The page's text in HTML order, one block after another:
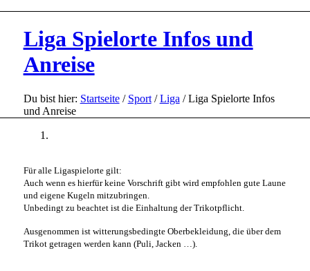
Liga Spielorte Infos und
Anreise
Du bist hier: Startseite / Sport / Liga / Liga Spielorte Infos
und Anreise
Für alle Ligaspielorte gilt:
Auch wenn es hierfür keine Vorschrift gibt wird empfohlen gute Laune
und eigene Kugeln mitzubringen.
Unbedingt zu beachtet ist die Einhaltung der Trikotpflicht.
Ausgenommen ist witterungsbedingte Oberbekleidung, die über dem
Trikot getragen werden kann (Puli, Jacken …).